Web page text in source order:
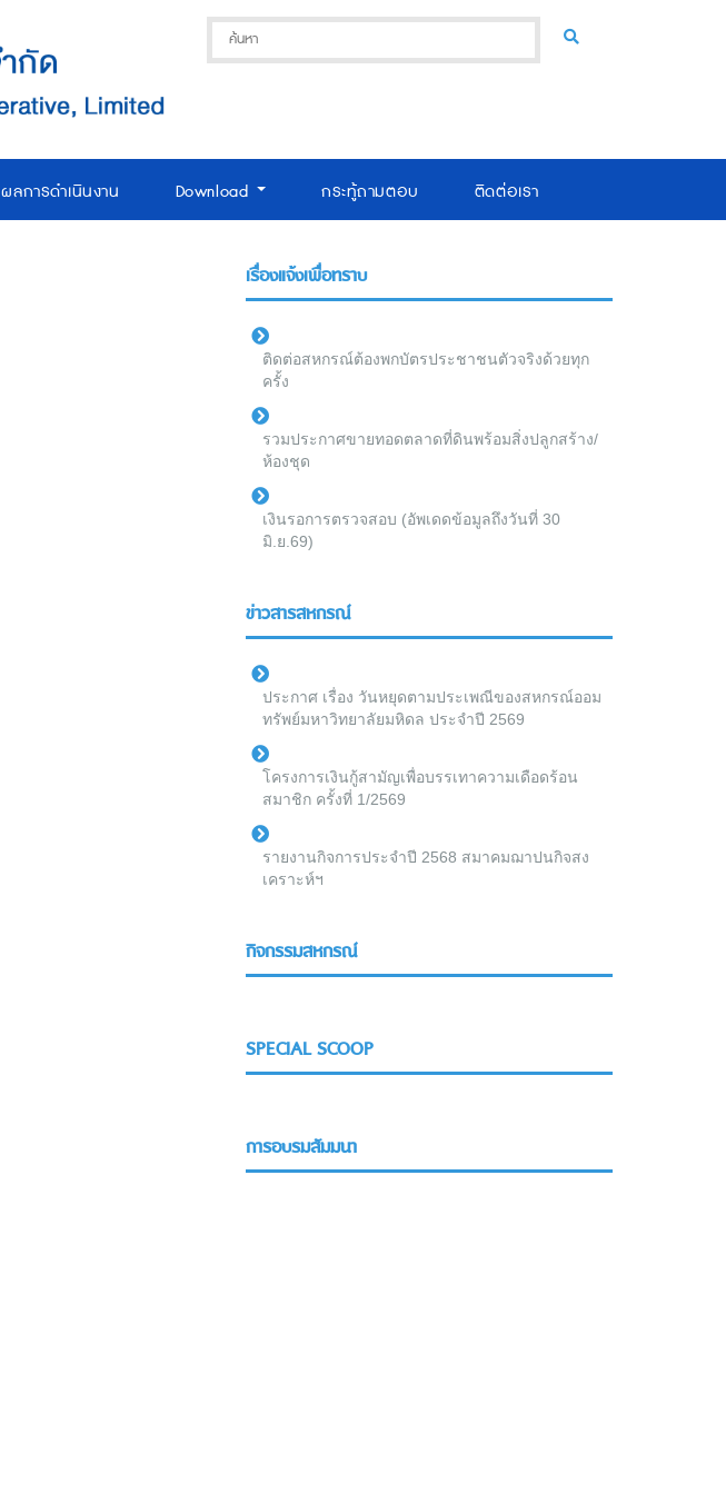
ผลการดำเนินงาน Download กระทู้ถามตอบ ติดต่อเรา
เรื่องแจ้งเพื่อทราบ
ติดต่อสหกรณ์ต้องพกบัตรประชาชนตัวจริงด้วยทุก
ครั้ง
รวมประกาศขายทอดตลาดที่ดินพร้อมสิ่งปลูกสร้าง/
ห้องชุด
เงินรอการตรวจสอบ (อัพเดดข้อมูลถึงวันที่ 30
มิ.ย.69)
ข่าวสารสหกรณ์
ประกาศ เรื่อง วันหยุดตามประเพณีของสหกรณ์ออม
ทรัพย์มหาวิทยาลัยมหิดล ประจำปี 2569
โครงการเงินกู้สามัญเพื่อบรรเทาความเดือดร้อน
สมาชิก ครั้งที่ 1/2569
รายงานกิจการประจำปี 2568 สมาคมฌาปนกิจสง
เคราะห์ฯ
กิจกรรมสหกรณ์
SPECIAL SCOOP
การอบรมสัมมนา